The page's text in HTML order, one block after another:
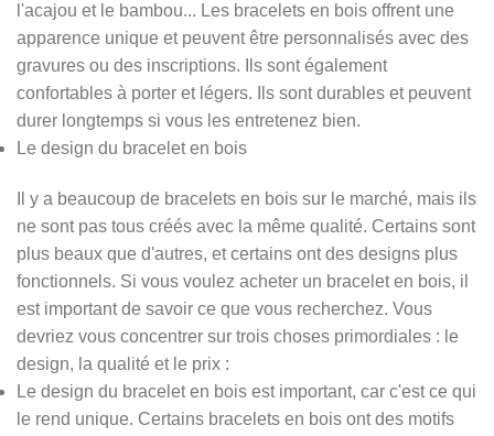
l'acajou et le bambou... Les bracelets en bois offrent une
apparence unique et peuvent être personnalisés avec des
gravures ou des inscriptions. Ils sont également
confortables à porter et légers. Ils sont durables et peuvent
durer longtemps si vous les entretenez bien.
Le design du bracelet en bois
Il y a beaucoup de bracelets en bois sur le marché, mais ils
ne sont pas tous créés avec la même qualité. Certains sont
plus beaux que d'autres, et certains ont des designs plus
fonctionnels. Si vous voulez acheter un bracelet en bois, il
est important de savoir ce que vous recherchez. Vous
devriez vous concentrer sur trois choses primordiales : le
design, la qualité et le prix :
Le design du bracelet en bois est important, car c'est ce qui
le rend unique. Certains bracelets en bois ont des motifs